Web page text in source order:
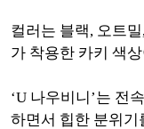
컬러는 블랙, 오트
가 착용한 카키 색
‘U 나우비니’는 전
하면서 힙한 분위기